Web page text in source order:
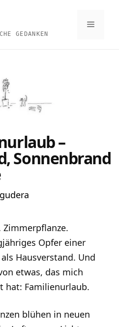
GEDANKEN
Menü
–
Sonnenbrand
gudera
Opfer einer
Hausverstand. Und
etwas, das mich
hat: Familienurlaub.
blühen in neuen